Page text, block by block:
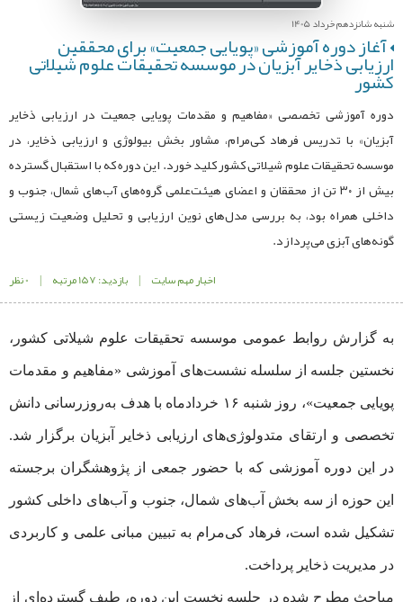
شنبه شانزدهم خرداد 1405
آغاز دوره آموزشی «پویایی جمعیت» برای محققین
ارزیابی ذخایر آبزیان در موسسه تحقیقات علوم شیلاتی
کشور
دوره آموزشی تخصصی «مفاهیم و مقدمات پویایی جمعیت در ارزیابی ذخایر
آبزیان» با تدریس فرهاد کی‌مرام، مشاور بخش بیولوژی و ارزیابی ذخایر، در
موسسه تحقیقات علوم شیلاتی کشور کلید خورد. این دوره که با استقبال گسترده
بیش از ۳۰ تن از محققان و اعضای هیئت‌علمی گروه‌های آب‌های شمال، جنوب و
داخلی همراه بود، به بررسی مدل‌های نوین ارزیابی و تحلیل وضعیت زیستی
گونه‌های آبزی می‌پردازد.
اخبار مهم سایت | بازدید: 157 مرتبه | 0 نظر
به گزارش روابط عمومی موسسه تحقیقات علوم شیلاتی کشور،
نخستین جلسه از سلسله نشست‌های آموزشی «مفاهیم و مقدمات
پویایی جمعیت»، روز شنبه ۱۶ خردادماه با هدف به‌روزرسانی دانش
تخصصی و ارتقای متدولوژی‌های ارزیابی ذخایر آبزیان برگزار شد.
در این دوره آموزشی که با حضور جمعی از پژوهشگران برجسته
این حوزه از سه بخش آب‌های شمال، جنوب و آب‌های داخلی کشور
تشکیل شده است، فرهاد کی‌مرام به تبیین مبانی علمی و کاربردی
در مدیریت ذخایر پرداخت.
مباحث مطرح شده در جلسه نخست این دوره، طیف گسترده‌ای از